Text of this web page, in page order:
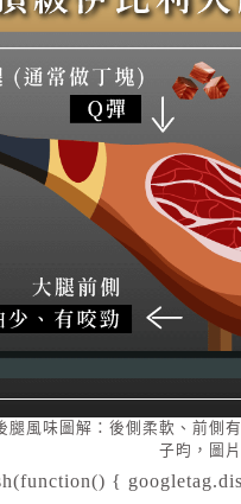
腿風味圖解：後側柔軟、前
子昀，圖
{